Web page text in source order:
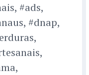
#ads,
#dnap,